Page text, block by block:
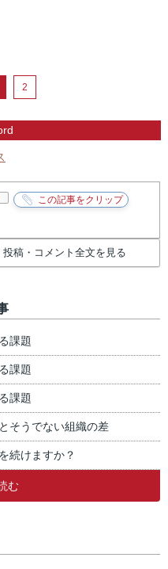
2
投稿・コメント全文を見る
課題
課題
課題
そうでない組織の差
続けますか？
む